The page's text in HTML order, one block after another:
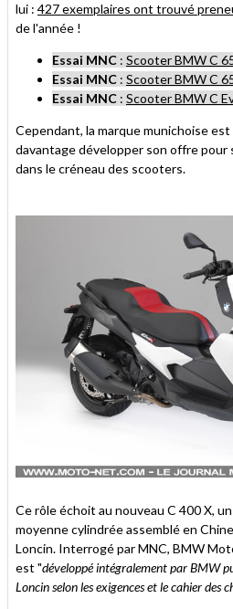
lui : 427 exemplaires ont trouvé
de l'année !
Essai MNC : Scooter BMW C
Essai MNC : Scooter BMW C
Essai MNC : Scooter BMW C
Cependant, la marque munichoise
davantage développer son offre
dans le créneau des scooters.
Ce rôle échoit au nouveau C 400 X,
moyenne cylindrée assemblé en
Loncin. Interrogé par MNC, BMW
est "développé intégralement par BMW
Loncin selon les exigences et le cahier des